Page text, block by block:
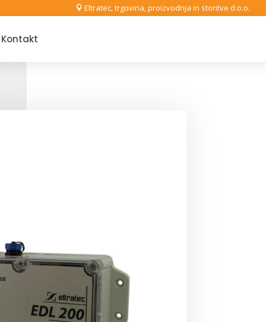
 Eltratec, trgovina, proizvodnja in storitve d.o.o.
Kontakt